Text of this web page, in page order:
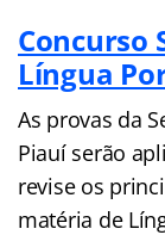
Concurso
Língua
As provas da
Piauí serão
revise os
matéria de